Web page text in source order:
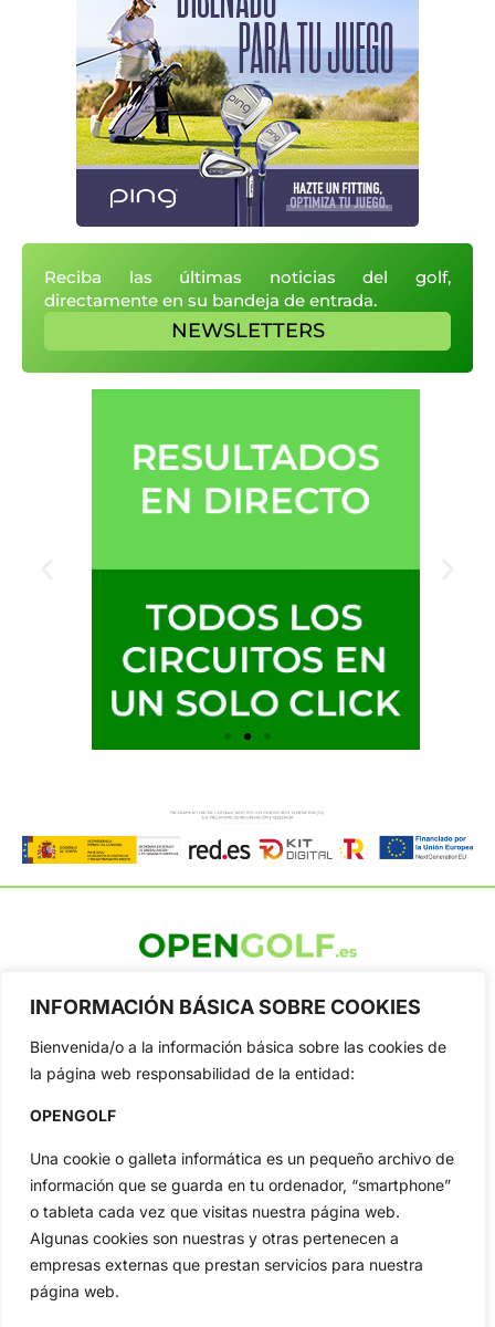
INFORMACIÓN BÁSICA SOBRE COOKIES
Bienvenida/o a la información básica sobre las cookies de
la página web responsabilidad de la entidad:
OPENGOLF
Una cookie o galleta informática es un pequeño archivo de
información que se guarda en tu ordenador, “smartphone”
o tableta cada vez que visitas nuestra página web.
Algunas cookies son nuestras y otras pertenecen a
empresas externas que prestan servicios para nuestra
página web.
Reciba las últimas noticias del golf,
directamente en su bandeja de entrada.
NEWSLETTERS
profesional y amateur, resultados en directo, vídeos, noticias,
Tour...
Categorias
Inicio
Amateurs
Circuitos
Especiales
Reglas
Vídeos
De Interés
Compañía
Aviso Legal